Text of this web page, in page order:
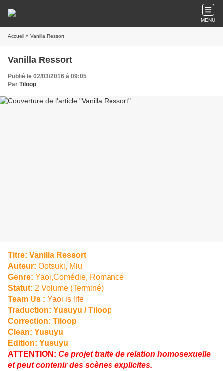
MENU
Accueil » Vanilla Ressort
Vanilla Ressort
Publié le 02/03/2016 à 09:05
Par Tiloop
Titre: Vanilla Ressort
Auteur: Ootsuki, Miu
Genre: Yaoi,Comédie, Romance
Statut: 2 Volume (Terminé)
Team Us : Yaoi is life
Traduction: Yusuyu / Tiloop
Correction: Tiloop
Clean: Yusuyu
Edition: Yusuyu
ATTENTION: Ce projet traite de relation homosexuelle
et peut contenir des scènes explicites.